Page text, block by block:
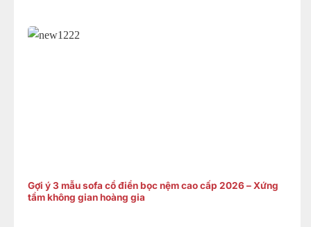
Gợi ý 3 mẫu sofa cổ điển bọc nệm cao cấp 2026 – Xứng
tầm không gian hoàng gia